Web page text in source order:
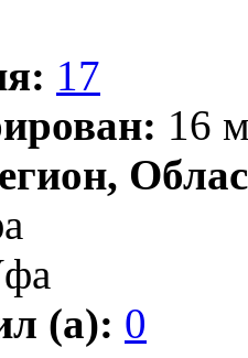
17
16
(а): 0